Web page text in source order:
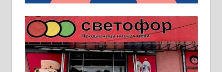
Пружам услуге завршних радова
у грађевини, хидроизолације и
молерских радова. 061/25-28-058